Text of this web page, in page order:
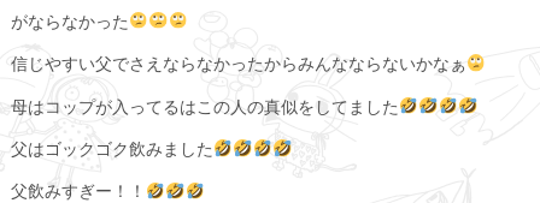
がならなかった
信じやすい父でさえならなかったからみんなならないかなぁ
母はコップが入ってるはこの人の真似をしてました
父はゴックゴク飲みました
父飲みすぎー！！